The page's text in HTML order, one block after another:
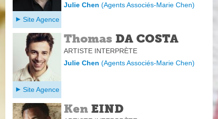
Julie Chen(Agents Associés-Marie Chen)
Site Agence
Thomas DA COSTA
ARTISTE INTERPRÈTE
Julie Chen(Agents Associés-Marie Chen)
Site Agence
Ken EIND